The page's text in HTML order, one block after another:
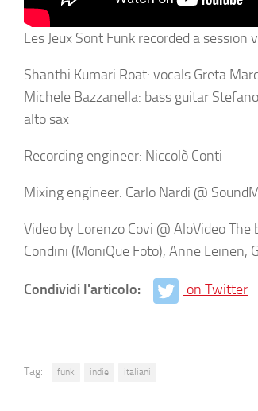
Les Jeux Sont Funk recorded a
Shanthi Kumari Roat: vocals Greta
Michele Bazzanella: bass guitar
alto sax
Recording engineer: Niccolò Conti
Mixing engineer: Carlo Nardi @
Video by Lorenzo Covi @ AloVideo
Condini (MoniQue Foto), Anne Leinen,
Condividi l'articolo: on Twitter
Tag: funk indie italiani